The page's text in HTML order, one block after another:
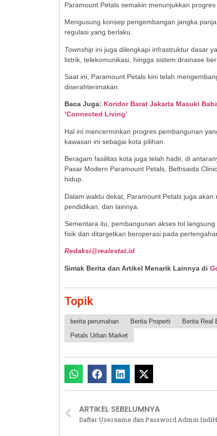
Paramount Petals semakin menunjukkan
Mengusung konsep pengembangan jangka
regulasi yang berlaku.
Township ini juga dilengkapi infrastruktur dasar
listrik, telekomunikasi, hingga sistem drainase
Saat ini, Paramount Petals kini telah
diserahterimakan.
Baca Juga: Koridor Barat Jakarta Masuki
‘Connected Living’
Hal ini mencerminkan progres pembangunan
kawasan ini sebagai kota pilihan.
Beragam fasilitas kota juga telah hadir, di
Pasar Modern Paramount Petals, Bethsaida
hidup.
Dalam waktu dekat, Paramount Petals juga
pendidikan, dan lainnya.
Sementara itu, pembangunan akses tol
fisik dan ditargetkan beroperasi pada
Redaksi@realestat.id
Simak Berita dan Artikel Menarik Lainnya di
Topik
berita perumahan Berita Properti
Berita Real
Petals Urban Market
ARTIKEL SEBELUMNYA